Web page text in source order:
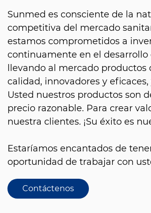
Sunmed es consciente de la
competitiva del mercado
estamos comprometidos a
continuamente en el desarrollo
llevando al mercado productos
calidad, innovadores y
Usted nuestros productos son
precio razonable. Para crear
nuestra clientes. ¡Su éxito es
Estaríamos encantados de
oportunidad de trabajar con
Contáctenos